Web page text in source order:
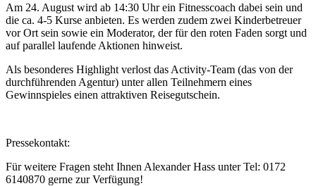
Am 24. August wird ab 14:30 Uhr ein Fitnesscoach dabei sein und
die ca. 4-5 Kurse anbieten. Es werden zudem zwei Kinderbetreuer
vor Ort sein sowie ein Moderator, der für den roten Faden sorgt und
auf parallel laufende Aktionen hinweist.
Als besonderes Highlight verlost das Activity-Team (das von der
durchführenden Agentur) unter allen Teilnehmern eines
Gewinnspieles einen attraktiven Reisegutschein.
Pressekontakt:
Für weitere Fragen steht Ihnen Alexander Hass unter Tel: 0172
6140870 gerne zur Verfügung!